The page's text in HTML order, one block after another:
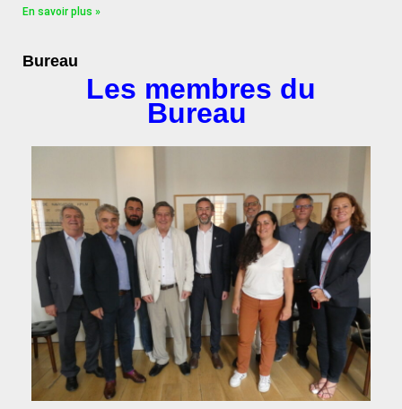
En savoir plus »
Bureau
Les membres du
Bureau